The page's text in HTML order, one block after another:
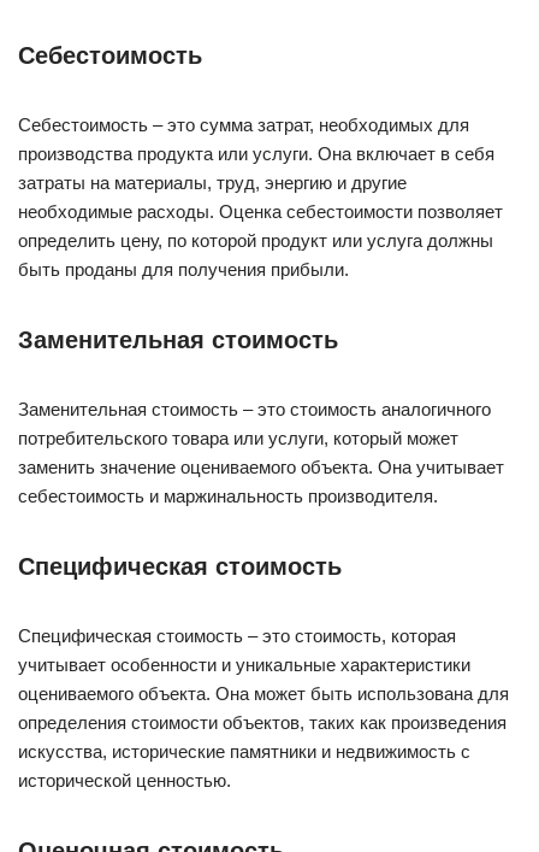
Себестоимость
Себестоимость – это сумма затрат, необходимых для
производства продукта или услуги. Она включает в себя
затраты на материалы, труд, энергию и другие
необходимые расходы. Оценка себестоимости позволяет
определить цену, по которой продукт или услуга должны
быть проданы для получения прибыли.
Заменительная стоимость
Заменительная стоимость – это стоимость аналогичного
потребительского товара или услуги, который может
заменить значение оцениваемого объекта. Она учитывает
себестоимость и маржинальность производителя.
Специфическая стоимость
Специфическая стоимость – это стоимость, которая
учитывает особенности и уникальные характеристики
оцениваемого объекта. Она может быть использована для
определения стоимости объектов, таких как произведения
искусства, исторические памятники и недвижимость с
исторической ценностью.